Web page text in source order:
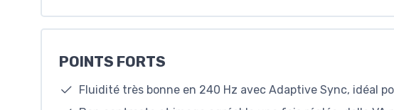
POINTS FORTS
Fluidité très bonne en 240 Hz avec Adaptive Sync, idéal